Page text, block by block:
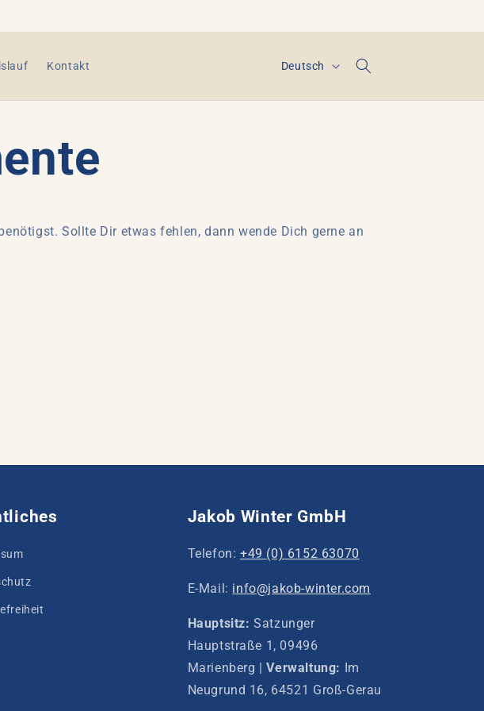
Kontakt
S
e
Deutsch
Sollte Dir etwas fehlen, dann wende Dich gerne an
Jakob Winter GmbH
Telefon: +49 (0) 6152 63070
E-Mail: info@jakob-winter.com
Hauptsitz:Satzunger
Hauptstraße 1, 09496
Marienberg |Verwaltung: Im
Neugrund 16, 64521 Groß-Gerau